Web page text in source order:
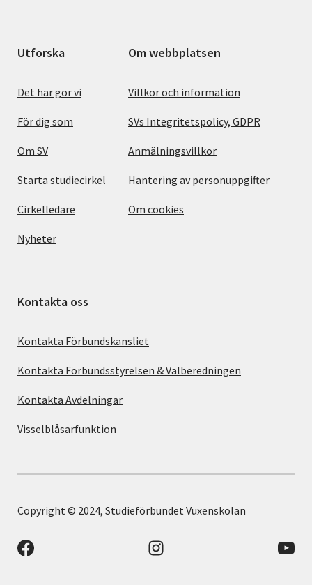
Utforska
Det här gör vi
För dig som
Om SV
Starta studiecirkel
Cirkelledare
Nyheter
Om webbplatsen
Villkor och information
SVs Integritetspolicy, GDPR
Anmälningsvillkor
Hantering av personuppgifter
Om cookies
Kontakta oss
Kontakta Förbundskansliet
Kontakta Förbundsstyrelsen & Valberedningen
Kontakta Avdelningar
Visselblåsarfunktion
Copyright © 2024, Studieförbundet Vuxenskolan